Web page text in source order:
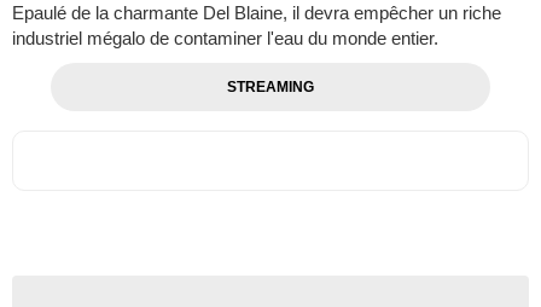
Epaulé de la charmante Del Blaine, il devra empêcher un riche
industriel mégalo de contaminer l'eau du monde entier.
STREAMING